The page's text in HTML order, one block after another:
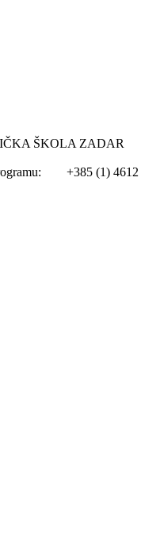
ŠKOLA ZADAR
+385 (1) 4612